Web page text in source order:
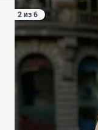
2 из 6